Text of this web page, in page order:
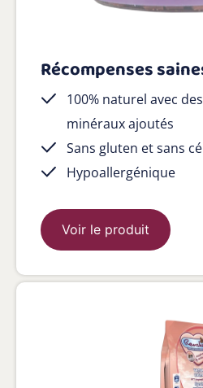
Récompenses
100% naturel avec
minéraux ajoutés
Sans gluten et sans
Hypoallergénique
Voir le produit